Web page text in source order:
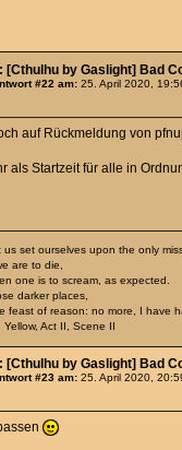
[Cthulhu by Gaslight] Bad
#22 am: 25. April 2020,
auf Rückmeldung von
als Startzeit für alle in
us set ourselves upon the only
are to die,
one is to scream, as expected.
darker places,
feast of reason: no more, I have
Act II, Scene II
[Cthulhu by Gaslight] Bad
#23 am: 25. April 2020,